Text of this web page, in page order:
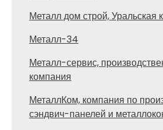
Металл дом строй, Уральская
Металл-34
Металл-сервис,
компания
МеталлКом, компания по
сэндвич-панелей и